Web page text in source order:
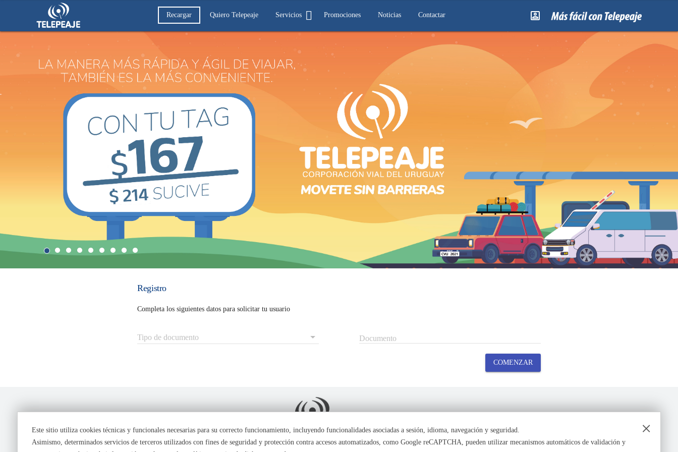
Recargar Quiero Telepeaje Servicios Promociones Noticias Contactar
Registro
Completa los siguientes datos para solicitar tu usuario
Tipo de documento Documento
COMENZAR
/ /
×
Este sitio utiliza cookies técnicas y funcionales necesarias para su correcto funcionamiento, incluyendo funcionalidades asociadas a sesión, idioma, navegación y seguridad.
Asimismo, determinados servicios de terceros utilizados con fines de seguridad y protección contra accesos automatizados, como Google reCAPTCHA, pueden utilizar mecanismos automáticos de validación y